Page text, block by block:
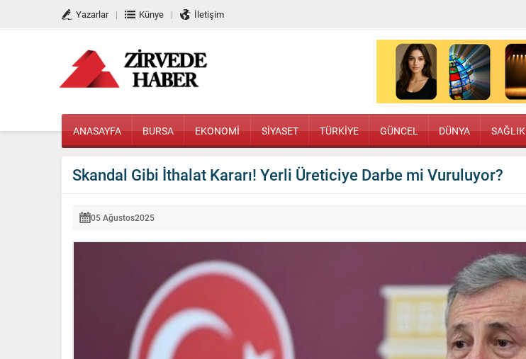
Yazarlar Künye İletişim
ANASAYFA BURSA EKONOMİ SİYASET TÜRKİYE GÜNCEL DÜNYA SAĞLIK
Skandal Gibi İthalat Kararı! Yerli Üreticiye Darbe mi Vuruluyor?
05 Ağustos2025